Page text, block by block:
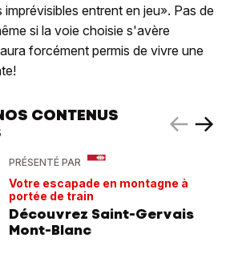
entrent en jeu». Pas de
si la voie choisie s'avère
forcément permis de vivre une
CONTENUS
PRÉSENTÉ PAR
Votre escapade en montagne à
portée de train
Découvrez Saint-Gervais
Mont-Blanc